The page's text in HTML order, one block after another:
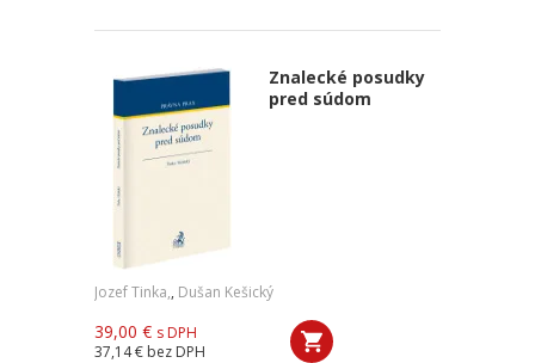
Znalecké posudky
pred súdom
Jozef Tinka,, Dušan Kešický
39,00 € s DPH
37,14 € bez DPH